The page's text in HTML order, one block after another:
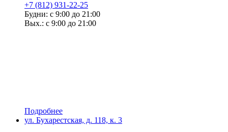
+7 (812) 931-22-25
Будни: с 9:00 до 21:00
Вых.: с 9:00 до 21:00
Подробнее
ул. Бухарестская, д. 118, к. 3